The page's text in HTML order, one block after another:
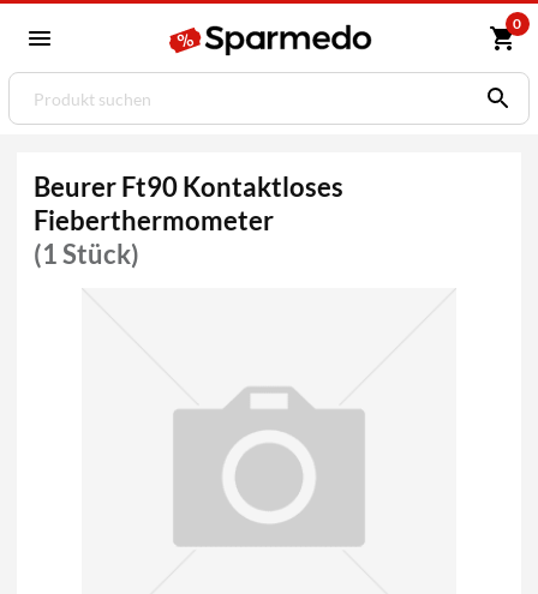
0
Beurer Ft90 Kontaktloses
Fieberthermometer
(1 Stück)